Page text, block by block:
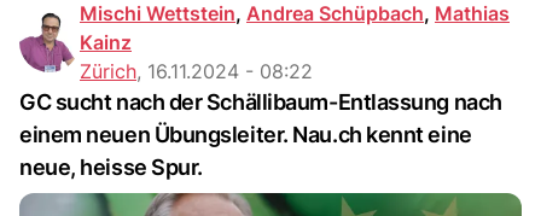
Mischi Wettstein, Andrea Schüpbach, Mathias
Kainz
Zürich, 16.11.2024 - 08:22
GC sucht nach der Schällibaum-Entlassung nach
einem neuen Übungsleiter. Nau.ch kennt eine
neue, heisse Spur.